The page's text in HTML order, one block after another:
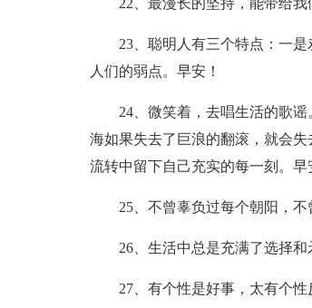
22、最漫长的坚持，能带给我
23、聪明人有三个特点：一
人们的弱点。早安！
24、微笑着，去唱生活的歌
海如果失去了巨浪的翻滚，就会
流转中留下自己充实的每一刻。早
25、不曾辜负过每个朝阳，
26、生活中总是充满了选择
27、有个性是好事，太有个